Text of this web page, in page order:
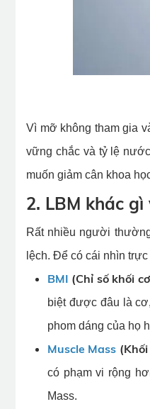
Vì mỡ không tham gia
vững chắc và tỷ lệ
muốn giảm cân khoa
2. LBM khác
Rất nhiều người
lệch. Để có cái nhìn
BMI (Chỉ số khối
biệt được đâu là
phom dáng của họ
Muscle Mass
có phạm vi rộng
Mass.